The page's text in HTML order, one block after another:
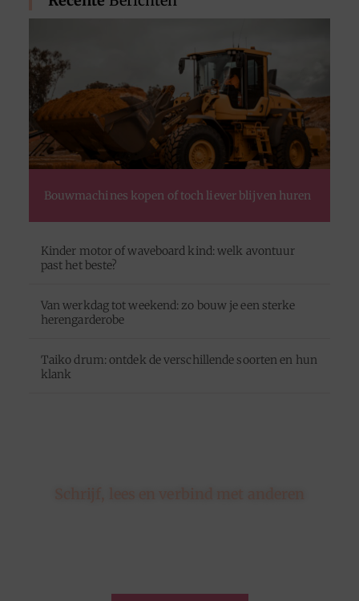
Bouwmachines kopen of toch liever blijven huren
Kinder motor of waveboard kind: welk avontuur
past het beste?
Van werkdag tot weekend: zo bouw je een sterke
herengarderobe
Taiko drum: ontdek de verschillende soorten en hun
klank